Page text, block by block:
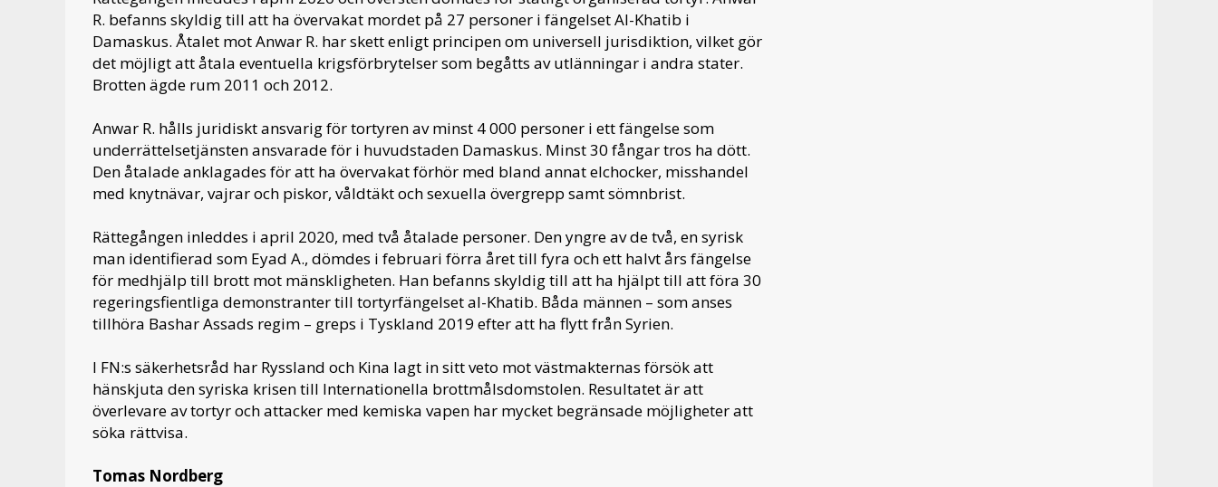
R. befanns skyldig till att ha övervakat mordet på 27 personer i fängelset Al-Khatib i
Damaskus. Åtalet mot Anwar R. har skett enligt principen om universell jurisdiktion, vilket gör
det möjligt att åtala eventuella krigsförbrytelser som begåtts av utlänningar i andra stater.
Brotten ägde rum 2011 och 2012.
Anwar R. hålls juridiskt ansvarig för tortyren av minst 4 000 personer i ett fängelse som
underrättelsetjänsten ansvarade för i huvudstaden Damaskus. Minst 30 fångar tros ha dött.
Den åtalade anklagades för att ha övervakat förhör med bland annat elchocker, misshandel
med knytnävar, vajrar och piskor, våldtäkt och sexuella övergrepp samt sömnbrist.
Rättegången inleddes i april 2020, med två åtalade personer. Den yngre av de två, en syrisk
man identifierad som Eyad A., dömdes i februari förra året till fyra och ett halvt års fängelse
för medhjälp till brott mot mänskligheten. Han befanns skyldig till att ha hjälpt till att föra 30
regeringsfientliga demonstranter till tortyrfängelset al-Khatib. Båda männen – som anses
tillhöra Bashar Assads regim – greps i Tyskland 2019 efter att ha flytt från Syrien.
I FN:s säkerhetsråd har Ryssland och Kina lagt in sitt veto mot västmakternas försök att
hänskjuta den syriska krisen till Internationella brottmålsdomstolen. Resultatet är att
överlevare av tortyr och attacker med kemiska vapen har mycket begränsade möjligheter att
söka rättvisa.
Tomas Nordberg